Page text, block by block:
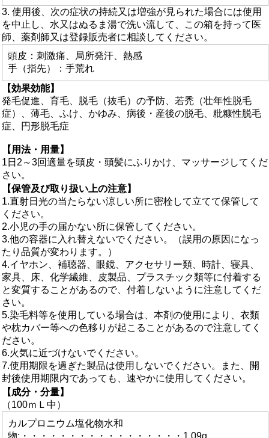
3. 使用後、次の症状の持続又は増強が見られた場合には使用
を中止し、水又はぬるま湯で洗い流して、この箱を持って医
師、薬剤師又は登録販売者に相談してください。
頭皮：刺激痛、局所発汗、熱感
手（指先）：手荒れ
【効果効能】
発毛促進、育毛、脱毛（抜毛）の予防、若禿（壮年性脱毛
症）、薄毛、ふけ、かゆみ、病後・産後の脱毛、粃糠性脱毛
症、円形脱毛症
【用法・用量】
1日2～3回適量を頭皮・頭髪にふりかけ、マッサージしてくだ
さい。
【保管及び取り扱い上の注意】
1.直射日光の当たらない涼しい所に密栓して立てて保管して
ください。
2.小児の手の届かない所に保管してください。
3.他の容器に入れ替えないでください。（誤用の原因になっ
たり品質が変わります。）
4.イヤホン、補聴器、眼鏡、アクセサリー類、時計、寝具、
家具、床、化学繊維、皮製品、プラスチック類等に付着する
と変質することがあるので、付着しないように注意してくだ
さい。
5.染毛料等を使用している場合は、本剤の使用により、衣類
や枕カバー等への色移りが起こることがあるので注意してく
ださい。
6.火気に近づけないでください。
7.使用期限を過ぎた製品は使用しないでください。また、開
封後使用期限内であっても、速やかに使用してください。
【成分・分量】
（100ｍＬ中）
カルプロニウム塩化物水和
物:・・・・・・・・・・・・・・・・・1.09g